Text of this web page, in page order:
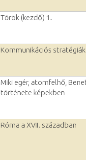
Török (kezdő) 1.
Kommunikációs
Miki egér, atomfelhő,
története képekben
Róma a XVII. században